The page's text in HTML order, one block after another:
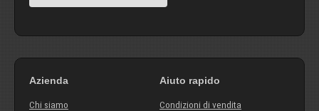
Azienda
Chi siamo
Aiuto rapido
Condizioni di vendita